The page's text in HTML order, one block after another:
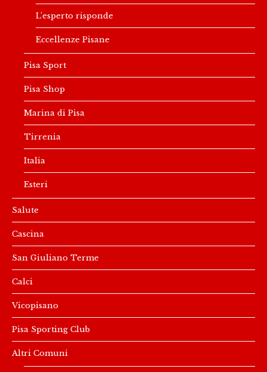
L’esperto risponde
Eccellenze Pisane
Pisa Sport
Pisa Shop
Marina di Pisa
Tirrenia
Italia
Esteri
Salute
Cascina
San Giuliano Terme
Calci
Vicopisano
Pisa Sporting Club
Altri Comuni